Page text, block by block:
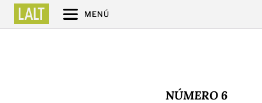
MENÚ
NÚMERO 6